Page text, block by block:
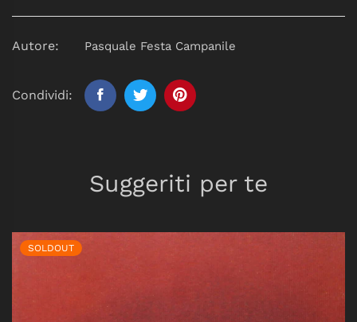
Autore: Pasquale Festa Campanile
Condividi:
Suggeriti per te
SOLDOUT